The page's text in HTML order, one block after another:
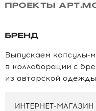
ПРОЕКТЫ
БРЕНД
Выпускаем капсулы-
в коллаборации с
из авторской
ИНТЕРНЕТ-МАГАЗИН